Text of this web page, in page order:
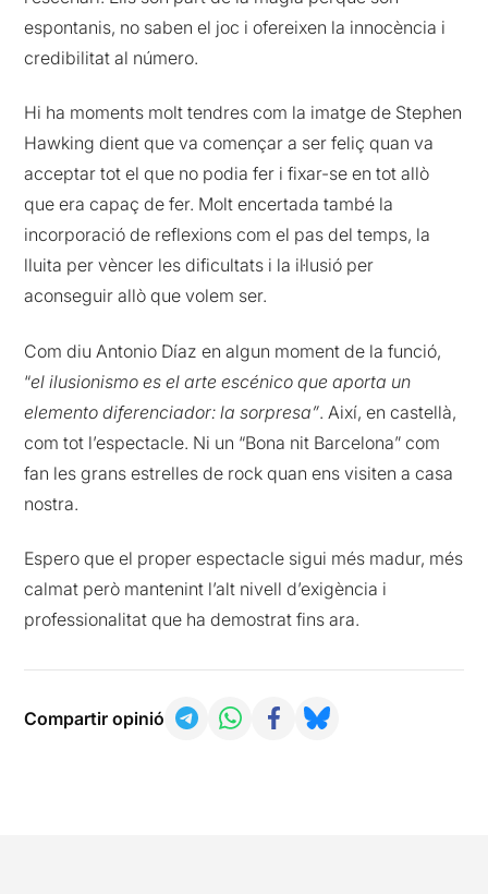
espontanis, no saben el joc i ofereixen la innocència i
credibilitat al número.
Hi ha moments molt tendres com la imatge de Stephen
Hawking dient que va començar a ser feliç quan va
acceptar tot el que no podia fer i fixar-se en tot allò
que era capaç de fer. Molt encertada també la
incorporació de reflexions com el pas del temps, la
lluita per vèncer les dificultats i la il·lusió per
aconseguir allò que volem ser.
Com diu Antonio Díaz en algun moment de la funció,
“el ilusionismo es el arte escénico que aporta un
elemento diferenciador: la sorpresa”. Així, en castellà,
com tot l’espectacle. Ni un “Bona nit Barcelona” com
fan les grans estrelles de rock quan ens visiten a casa
nostra.
Espero que el proper espectacle sigui més madur, més
calmat però mantenint l’alt nivell d’exigència i
professionalitat que ha demostrat fins ara.
Compartir opinió